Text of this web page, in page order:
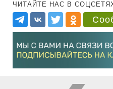
ЧИТАЙТЕ НАС В